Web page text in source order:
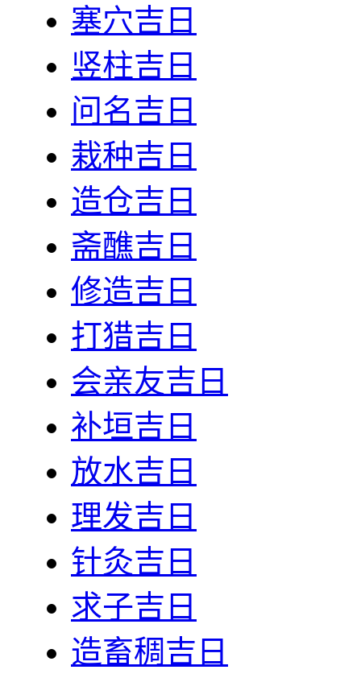
塞穴吉日
竖柱吉日
问名吉日
栽种吉日
造仓吉日
斋醮吉日
修造吉日
打猎吉日
会亲友吉日
补垣吉日
放水吉日
理发吉日
针灸吉日
求子吉日
造畜稠吉日